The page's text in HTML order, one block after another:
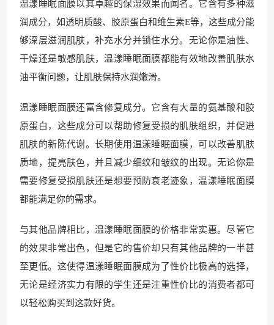
温漾睡眠面膜以其卓越的保湿效果而闻名。它含有多种滋
润成分，如透明质酸、胶原蛋白和维生素E等，这些成分能
够深层滋润肌肤，补充水分并锁住水分。无论你是油性、
干燥还是敏感肌肤，温漾睡眠面膜都能有效地改善肌肤水
油平衡问题，让肌肤保持水润嫩滑。
温漾睡眠面膜还富含修复成分。它含有大量的氨基酸和胶
原蛋白，这些成分可以帮助修复受损的肌肤组织，并促进
肌肤的新陈代谢。长期使用温漾睡眠面膜，可以改善肌肤
质地，提亮肤色，并且减少细纹和皱纹的出现。无论你是
需要修复受损肌肤还是想要预防衰老迹象，温漾睡眠面膜
都能满足你的需求。
与其他品牌相比，温漾睡眠面膜的价格非常实惠。尽管它
的效果非常出色，但是它的售价却只有其他品牌的一半甚
至更低。这使得温漾睡眠面膜成为了性价比极高的选择，
无论是经济实力有限的学生还是注重性价比的消费者都可
以轻松购买到这款好货。